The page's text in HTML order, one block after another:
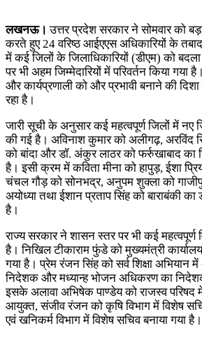
लखनऊ। उत्तर प्रदेश सरकार ने सोमवार को
करते हुए 24 वरिष्ठ आईएएस अधिकारियों के
में कई जिलों के जिलाधिकारियों (डीएम) को
पर भी अहम जिम्मेदारियों में परिवर्तन किया
और कार्यप्रणाली को और प्रभावी बनाने की
रहा है।
जारी सूची के अनुसार कई महत्वपूर्ण जिलों में नए
की गई है। अविनाश कुमार को अलीगढ़, अरविंद
को बांदा और डॉ. अंकुर लाठर को फर्रुखाबाद का
है। इसी क्रम में कविता मीना को हापुड़, ईशा
चंचल गौड़ को सोनभद्र, अनुपम शुक्ला को
अयोध्या तथा ईशान प्रताप सिंह को बाराबंकी का
है।
राज्य सरकार ने शासन स्तर पर भी कई महत्वपूर्ण
है। निखिल टीकाराम फुंडे को मुख्यमंत्री
गया है। प्रेम रंजन सिंह को सर्व शिक्षा अभियान में
निदेशक और मध्यान्ह भोजन अधिकरण का
इसके अलावा अभिषेक पाण्डेय को राजस्व परिषद
आयुक्त, संजीव रंजन को कृषि विभाग में विशेष
एवं खनिकर्म विभाग में विशेष सचिव बनाया गया है।